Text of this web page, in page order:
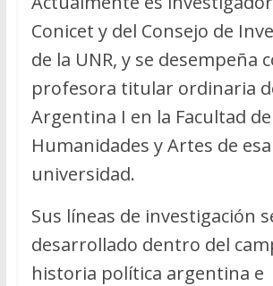
Conicet y del Consejo de
de la UNR, y se desempeña
profesora titular ordinaria
Argentina I en la Facultad de
Humanidades y Artes de esa
universidad.
Sus líneas de investigación
desarrollado dentro del
historia política argentina e